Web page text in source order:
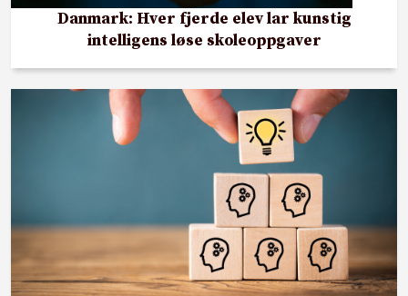
Danmark: Hver fjerde elev lar kunstig
intelligens løse skoleoppgaver